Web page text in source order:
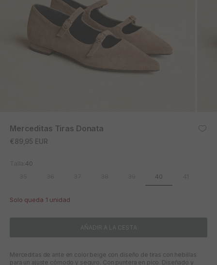
Merceditas Tiras Donata
Precio de oferta
€89,95 EUR
40
40
Solo queda 1 unidad
AÑADIR A LA CESTA
Merceditas de ante en color beige con diseño de tiras con hebillas
para un ajuste cómodo y seguro. Con puntera en pico. Diseñado y